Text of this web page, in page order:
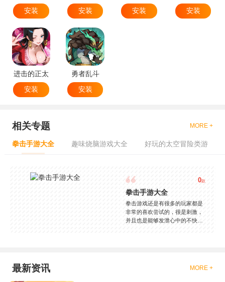
安装
安装
安装
安装
进击的正太
安装
勇者乱斗
安装
相关专题 MORE +
拳击手游大全 趣味烧脑游戏大全 好玩的太空冒险类游
0款
拳击手游大全
拳击游戏还是有很多的玩家都是
非常的喜欢尝试的，很是刺激，
并且也是能够发泄心中的不快
够去进行体验的，我们也是能够
最新资讯 MORE +